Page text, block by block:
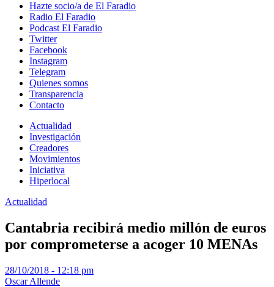
Hazte socio/a de El Faradio
Radio El Faradio
Podcast El Faradio
Twitter
Facebook
Instagram
Telegram
Quienes somos
Transparencia
Contacto
Actualidad
Investigación
Creadores
Movimientos
Iniciativa
Hiperlocal
Actualidad
Cantabria recibirá medio millón de euros
por comprometerse a acoger 10 MENAs
28/10/2018 - 12:18 pm
Oscar Allende